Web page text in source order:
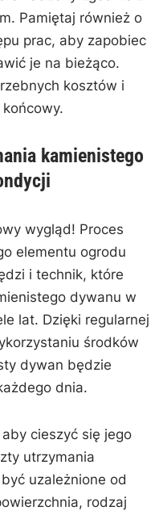
Pamiętaj również o
prac,​ aby zapobiec
je na bieżąco.
kosztów ‍i
kamienistego⁣
wygląd!⁢ Proces
elementu ogrodu
i technik, które
dywanu w
lat. Dzięki regularnej
środków
dywan będzie
dnia.
cieszyć‌ się jego
utrzymania
uzależnione od
rodzaj